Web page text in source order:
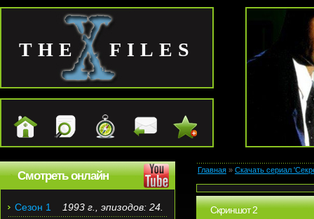
THE FILES
Главная » Скачать сериал
Скриншот 2
Смотреть онлайн
Сезон 1
1993 г., эпизодов: 24.